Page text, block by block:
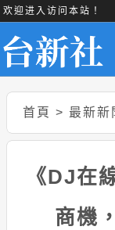
欢迎进入访问本站！
首頁 > 最新新
《DJ在
商機